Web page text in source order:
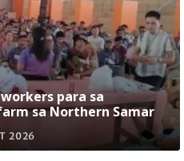
workers para sa
sa Northern Samar
2026